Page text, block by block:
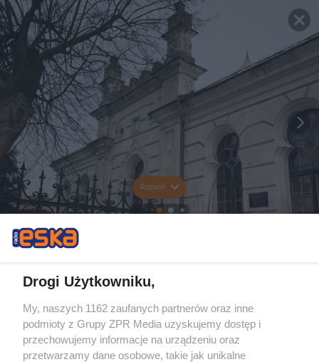
Rozwiń
Drogi Użytkowniku,
My, naszych 1162 zaufanych partnerów oraz inne
podmioty z Grupy ZPR Media uzyskujemy dostęp i
przechowujemy informacje na urządzeniu oraz
przetwarzamy dane osobowe, takie jak unikalne